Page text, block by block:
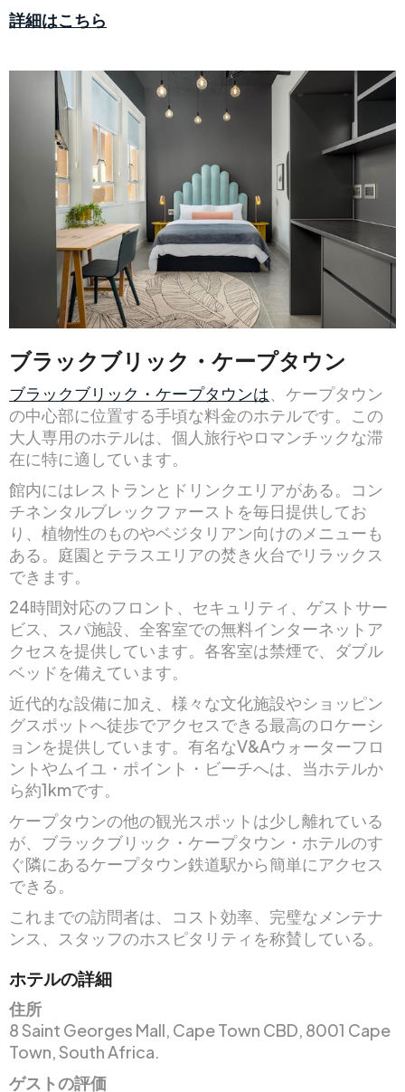
詳細はこちら
ブラックブリック・ケープタウン
ブラックブリック・ケープタウンは、ケープタウン
の中心部に位置する手頃な料金のホテルです。この
大人専用のホテルは、個人旅行やロマンチックな滞
在に特に適しています。
館内にはレストランとドリンクエリアがある。コン
チネンタルブレックファーストを毎日提供してお
り、植物性のものやベジタリアン向けのメニューも
ある。庭園とテラスエリアの焚き火台でリラックス
できます。
24時間対応のフロント、セキュリティ、ゲストサー
ビス、スパ施設、全客室での無料インターネットア
クセスを提供しています。各客室は禁煙で、ダブル
ベッドを備えています。
近代的な設備に加え、様々な文化施設やショッピン
グスポットへ徒歩でアクセスできる最高のロケーシ
ョンを提供しています。有名なV&Aウォーターフロ
ントやムイユ・ポイント・ビーチへは、当ホテルか
ら約1kmです。
ケープタウンの他の観光スポットは少し離れている
が、ブラックブリック・ケープタウン・ホテルのす
ぐ隣にあるケープタウン鉄道駅から簡単にアクセス
できる。
これまでの訪問者は、コスト効率、完璧なメンテナ
ンス、スタッフのホスピタリティを称賛している。
ホテルの詳細
住所
8 Saint Georges Mall, Cape Town CBD, 8001 Cape
Town, South Africa.
ゲストの評価